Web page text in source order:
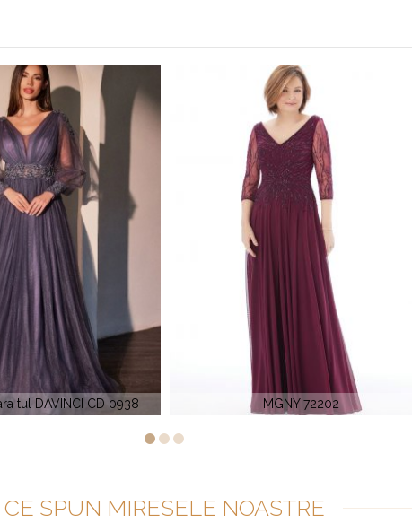
MGNY 72202 Rochie de seara DAVINA CD0183
CE SPUN MIRESELE NOASTRE